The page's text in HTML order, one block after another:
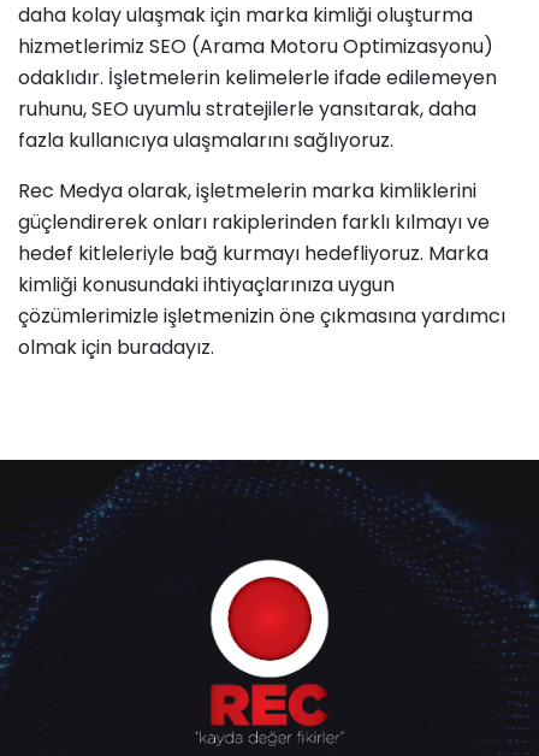
daha kolay ulaşmak için marka kimliği oluşturma
hizmetlerimiz SEO (Arama Motoru Optimizasyonu)
odaklıdır. İşletmelerin kelimelerle ifade edilemeyen
ruhunu, SEO uyumlu stratejilerle yansıtarak, daha
fazla kullanıcıya ulaşmalarını sağlıyoruz.
Rec Medya olarak, işletmelerin marka kimliklerini
güçlendirerek onları rakiplerinden farklı kılmayı ve
hedef kitleleriyle bağ kurmayı hedefliyoruz. Marka
kimliği konusundaki ihtiyaçlarınıza uygun
çözümlerimizle işletmenizin öne çıkmasına yardımcı
olmak için buradayız.